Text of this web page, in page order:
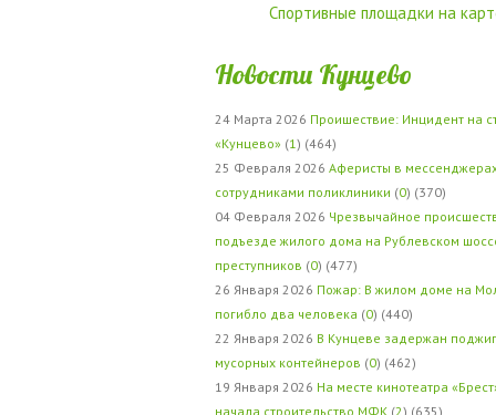
Спортивные площадки на
Новости Кунцево
24 Марта 2026 Проишествие: Инцидент на
«Кунцево» (1 ) (464)
25 Февраля 2026 Аферисты в
сотрудниками поликлиники (0) (370)
04 Февраля 2026 Чрезвычайное
подъезде жилого дома на Рублевском
преступников (0) (477)
26 Января 2026 Пожар: В жилом доме на
погибло два человека (0) (440)
22 Января 2026 В Кунцеве задержан
мусорных контейнеров (0) (462)
19 Января 2026 На месте кинотеатра
начала строительство МФК (2) (635)